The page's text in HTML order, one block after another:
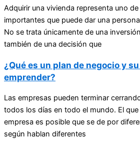
Adquirir una vivienda representa uno
importantes que puede dar una
No se trata únicamente de una
también de una decisión que
¿Qué es un plan de negocio y
emprender?
Las empresas pueden terminar
todos los días en todo el mundo. El que
empresa es posible que se de por
según hablan diferentes